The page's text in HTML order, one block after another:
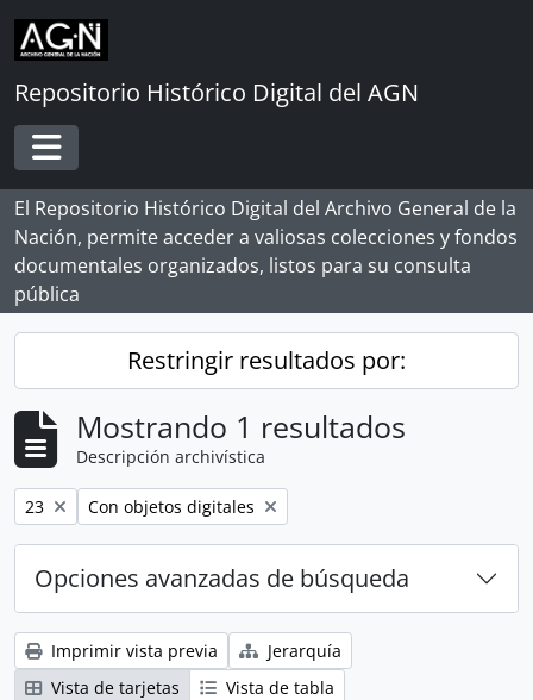
Skip to main content
Repositorio Histórico Digital del AGN
Toggle navigation
El Repositorio Histórico Digital del Archivo General de la
Nación, permite acceder a valiosas colecciones y fondos
documentales organizados, listos para su consulta
pública
Restringir resultados por:
Mostrando 1 resultados
Descripción archivística
Remove filter:
23 Remove filter:
Con objetos digitales
Opciones avanzadas de búsqueda
Imprimir vista previa
Jerarquía
Vista de tarjetas
Vista de tabla